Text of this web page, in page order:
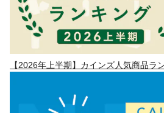
【2026年上半期】カインズ人気商品ラ